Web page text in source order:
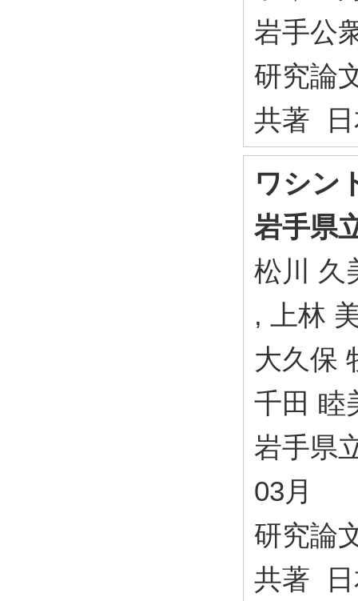
岩手公
研究論
共著 日
ワシン
岩手県
松川 久
, 上林
大久保
千田 睦
岩手県
03月
研究論
共著 日